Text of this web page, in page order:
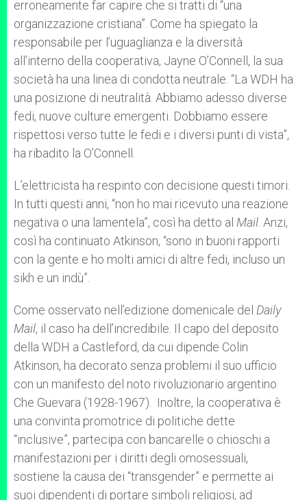
erroneamente far capire che si tratti di “una
organizzazione cristiana”. Come ha spiegato la
responsabile per l’uguaglianza e la diversità
all’interno della cooperativa, Jayne O’Connell, la sua
società ha una linea di condotta neutrale. “La WDH ha
una posizione di neutralità. Abbiamo adesso diverse
fedi, nuove culture emergenti. Dobbiamo essere
rispettosi verso tutte le fedi e i diversi punti di vista”,
ha ribadito la O’Connell.
L’elettricista ha respinto con decisione questi timori.
In tutti questi anni, “non ho mai ricevuto una reazione
negativa o una lamentela”, così ha detto al Mail . Anzi,
così ha continuato Atkinson, “sono in buoni rapporti
con la gente e ho molti amici di altre fedi, incluso un
sikh e un indù”.
Come osservato nell’edizione domenicale del Daily
Mail, il caso ha dell’incredibile. Il capo del deposito
della WDH a Castleford, da cui dipende Colin
Atkinson, ha decorato senza problemi il suo ufficio
con un manifesto del noto rivoluzionario argentino
Che Guevara (1928-1967). Inoltre, la cooperativa è
una convinta promotrice di politiche dette
“inclusive”, partecipa con bancarelle o chioschi a
manifestazioni per i diritti degli omosessuali,
sostiene la causa dei “transgender” e permette ai
suoi dipendenti di portare simboli religiosi, ad